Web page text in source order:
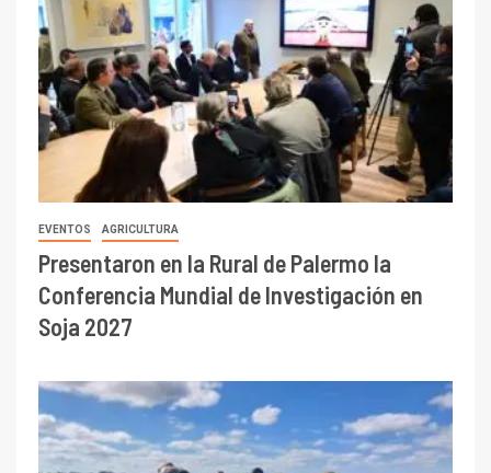
EVENTOS AGRICULTURA
Presentaron en la Rural de Palermo la
Conferencia Mundial de Investigación en
Soja 2027